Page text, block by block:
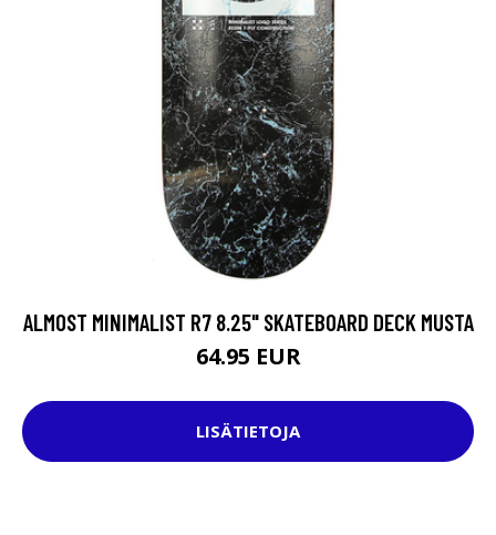
ALMOST MINIMALIST R7 8.25" SKATEBOARD DECK MUSTA
64.95 EUR
LISÄTIETOJA